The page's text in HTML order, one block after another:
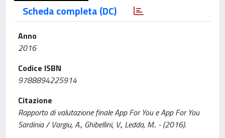
Scheda completa (DC)
Anno
2016
Codice ISBN
9788894225914
Citazione
Rapporto di valutazione finale App For You e App For You
Sardinia / Vargiu, A., Ghibellini, V., Ledda, M.. - (2016).